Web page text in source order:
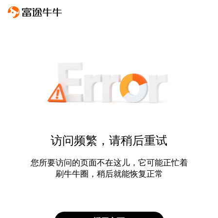
访问频繁，请稍后重试
您所要访问的页面不在这儿，它可能正忙着
刷牛牛圈，稍后就能恢复正常